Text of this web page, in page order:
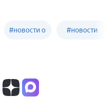
#новости о
Алтайского
#новости